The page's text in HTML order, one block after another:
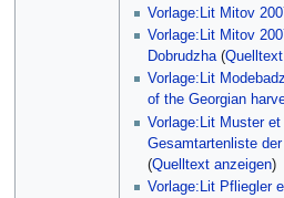
Vorlage:Lit Mitov
Vorlage:Lit Mitov
Dobrudzha(
Vorlage:Lit
of the Georgian
Vorlage:Lit Muster
Gesamtartenliste
(Quelltext anzeigen)
Vorlage:Lit Pfliegler